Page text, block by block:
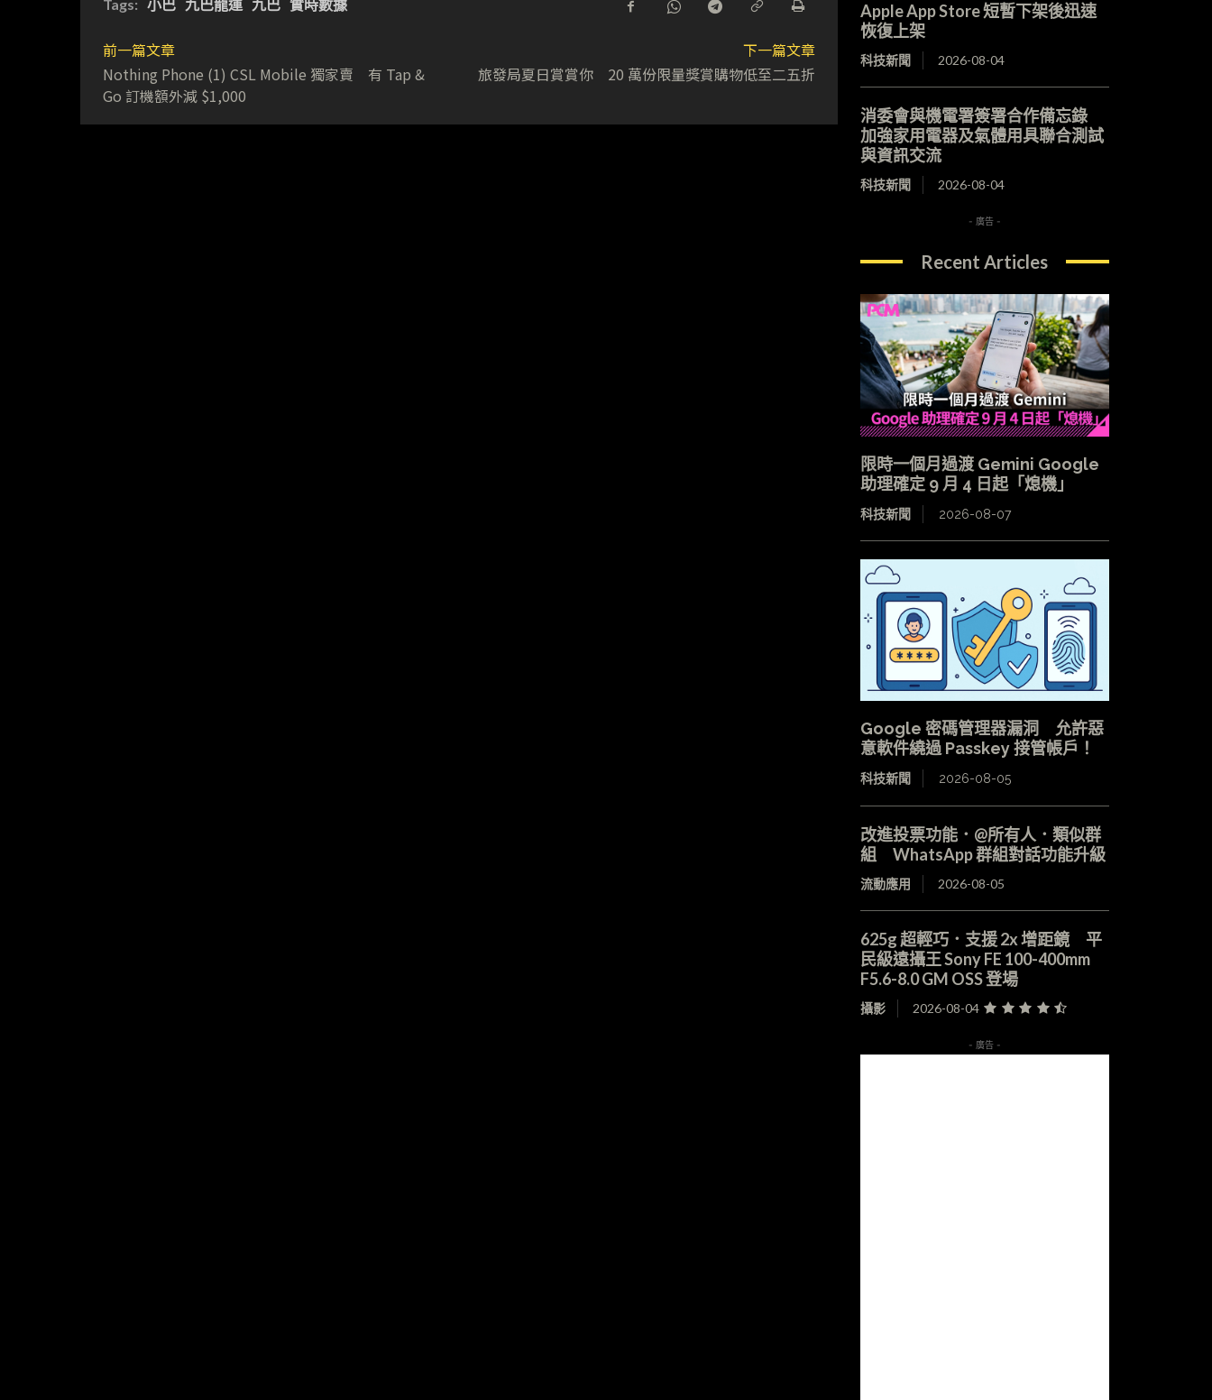
Tags: 小巴 九巴龍運 九巴 實時數據
前一篇文章
Nothing Phone (1) CSL Mobile 獨家賣 有 Tap &
Go 訂機額外減 $1,000
下一篇文章
旅發局夏日賞賞你 20 萬份限量獎賞購物低至二五折
Apple App Store 短暫下架後迅速
恢復上架
科技新聞 2026-08-04
消委會與機電署簽署合作備忘錄
加強家用電器及氣體用具聯合測試
與資訊交流
科技新聞 2026-08-04
- 廣告 -
Recent Articles
限時一個月過渡 Gemini Google
助理確定 9 月 4 日起「熄機」
科技新聞 2026-08-07
Google 密碼管理器漏洞 允許惡
意軟件繞過 Passkey 接管帳戶！
科技新聞 2026-08-05
改進投票功能．@所有人．類似群
組 WhatsApp 群組對話功能升級
流動應用 2026-08-05
625g 超輕巧．支援 2x 增距鏡 平
民級遠攝王 Sony FE 100-400mm
F5.6-8.0 GM OSS 登場
攝影 2026-08-04
- 廣告 -